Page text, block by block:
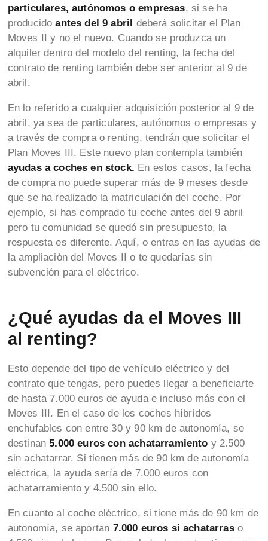
particulares, autónomos o empresas, si se ha
producidoantes del 9 abril deberá solicitar el Plan
Moves II y no el nuevo. Cuando se produzca un
alquiler dentro del modelo del renting, la fecha del
contrato de renting también debe ser anterior al 9 de
abril.
En lo referido a cualquier adquisición posterior al 9 de
abril, ya sea de particulares, autónomos o empresas y
a través de compra o renting, tendrán que solicitar el
Plan Moves III. Este nuevo plan contempla también
ayudas a coches en stock. En estos casos, la fecha
de compra no puede superar más de 9 meses desde
que se ha realizado la matriculación del coche. Por
ejemplo, si has comprado tu coche antes del 9 abril
pero tu comunidad se quedó sin presupuesto, la
respuesta es diferente. Aquí, o entras en las ayudas de
la ampliación del Moves II o te quedarías sin
subvención para el eléctrico.
¿Qué ayudas da el Moves III
al renting?
Esto depende del tipo de vehículo eléctrico y del
contrato que tengas, pero puedes llegar a beneficiarte
de hasta 7.000 euros de ayuda e incluso más con el
Moves III. En el caso de los coches híbridos
enchufables con entre 30 y 90 km de autonomía, se
destinan5.000 euros con achatarramiento y 2.500
sin achatarrar. Si tienen más de 90 km de autonomía
eléctrica, la ayuda sería de 7.000 euros con
achatarramiento y 4.500 sin ello.
En cuanto al coche eléctrico, si tiene más de 90 km de
autonomía, se aportan 7.000 euros si achatarraso